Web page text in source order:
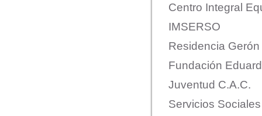
Centro Integral
IMSERSO
Residencia Gerón
Fundación
Juventud C.A.C.
Servicios